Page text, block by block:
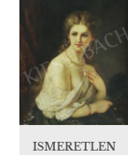
ISMERETLEN